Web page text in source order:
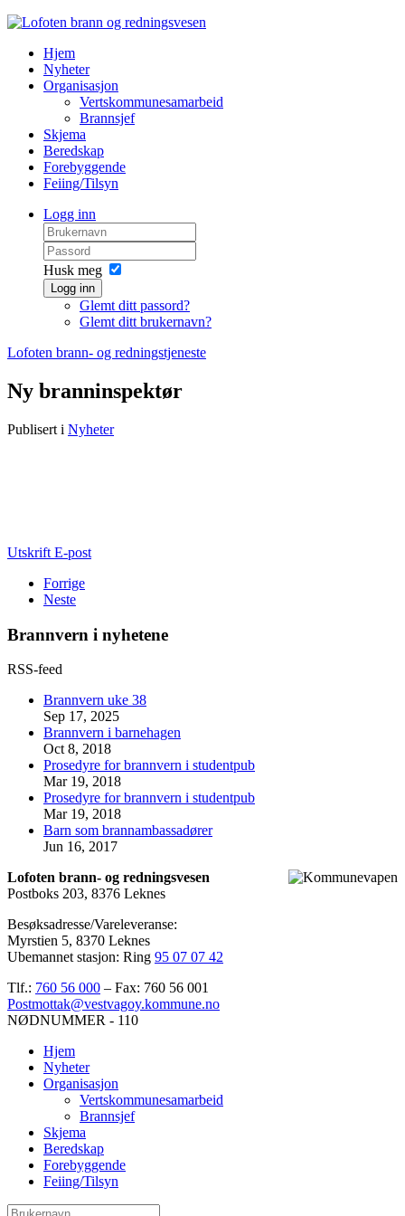
Hjem
Nyheter
Organisasjon
Vertskommunesamarbeid
Brannsjef
Skjema
Beredskap
Forebyggende
Feiing/Tilsyn
Logg inn
Husk meg
Logg inn
Glemt ditt passord?
Glemt ditt brukernavn?
Lofoten brann- og redningstjeneste
Ny branninspektør
Publisert i Nyheter
Utskrift E-post
Forrige
Neste
Brannvern i nyhetene
RSS-feed
Brannvern uke 38
Sep 17, 2025
Brannvern i barnehagen
Oct 8, 2018
Prosedyre for brannvern i studentpub
Mar 19, 2018
Prosedyre for brannvern i studentpub
Mar 19, 2018
Barn som brannambassadører
Jun 16, 2017
Lofoten brann- og redningsvesen
Postboks 203, 8376 Leknes
Besøksadresse/Vareleveranse:
Myrstien 5, 8370 Leknes
Ubemannet stasjon: Ring 95 07 07 42
Tlf.: 760 56 000 – Fax: 760 56 001
Postmottak@vestvagoy.kommune.no
NØDNUMMER - 110
Hjem
Nyheter
Organisasjon
Vertskommunesamarbeid
Brannsjef
Skjema
Beredskap
Forebyggende
Feiing/Tilsyn